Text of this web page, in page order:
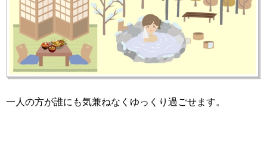
一人の方が誰にも気兼ねなくゆっくり過ごせます。